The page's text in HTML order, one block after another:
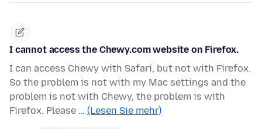
I cannot access the Chewy.com website on Firefox.
I can access Chewy with Safari, but not with Firefox.
So the problem is not with my Mac settings and the
problem is not with Chewy, the problem is with
Firefox. Please … (Lesen Sie mehr)